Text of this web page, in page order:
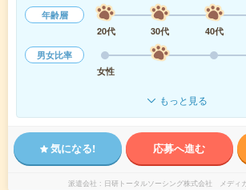
年齢層
20代
30代 40代
男女比率
女性
もっと見る
気になる! 応募へ進む
派遣会社 日研トータルソーシング株式会社 メディ